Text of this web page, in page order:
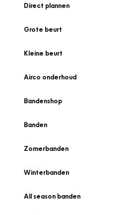
Direct plannen
Grote beurt
Kleine beurt
Airco onderhoud
Bandenshop
Banden
Zomerbanden
Winterbanden
All season banden